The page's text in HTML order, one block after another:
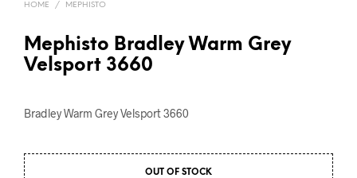
HOME / MEPHISTO
Mephisto Bradley Warm Grey
Velsport 3660
Bradley Warm Grey Velsport 3660
OUT OF STOCK